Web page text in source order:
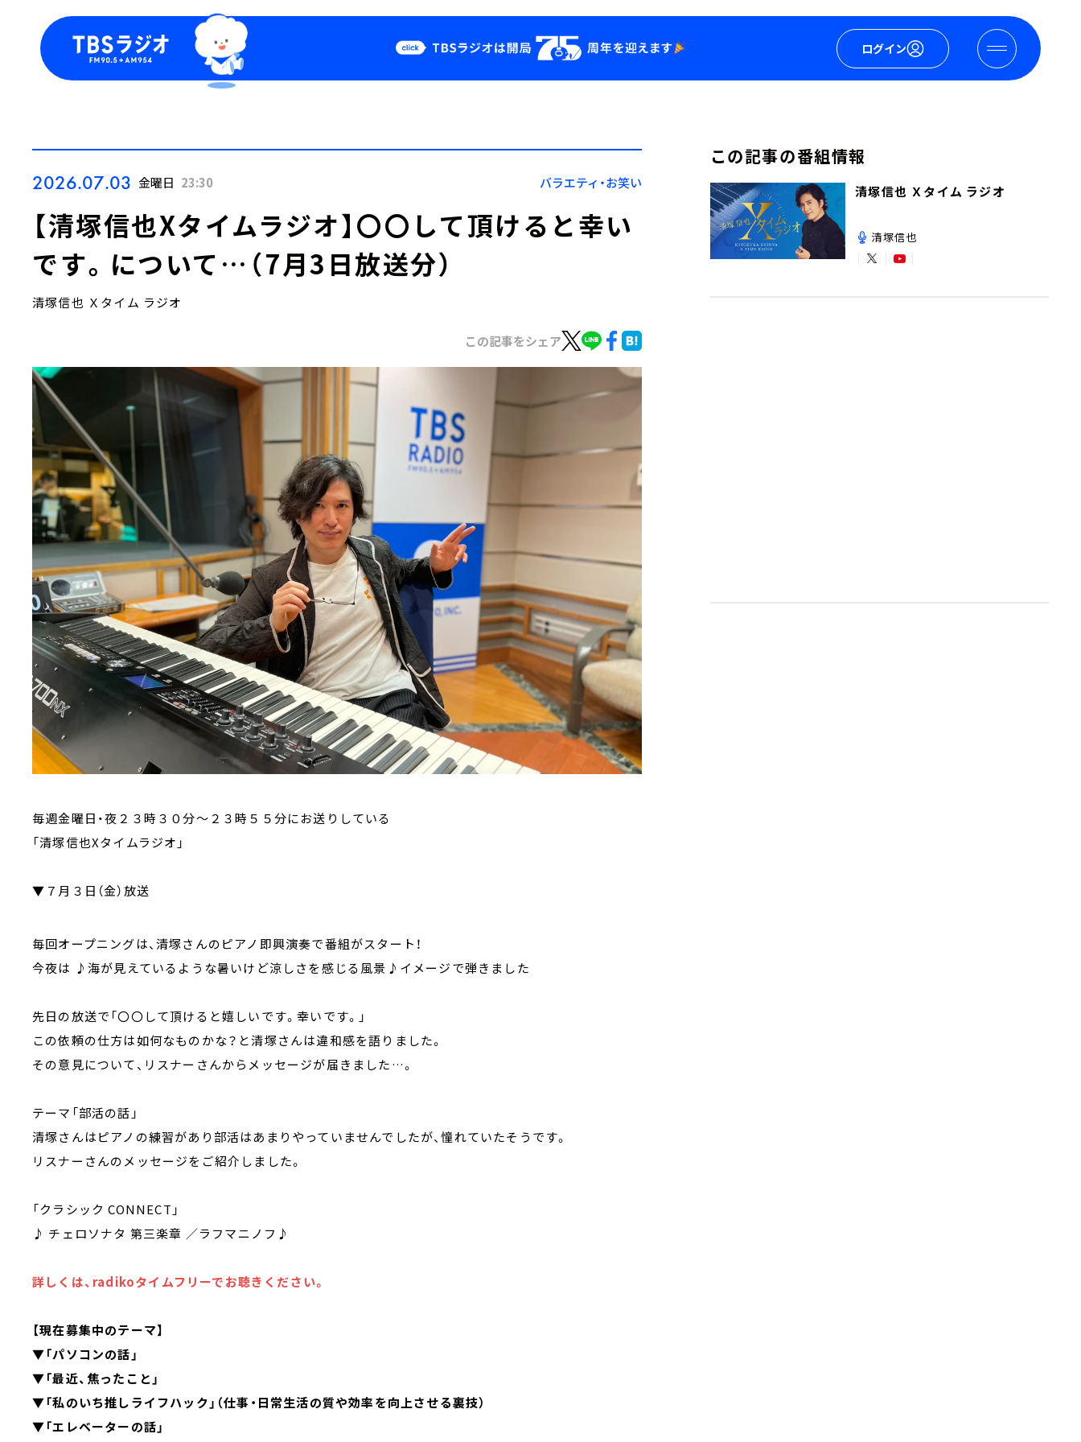
ログイン
Podcast
YouTube
会社情報
2026.07.03 金曜日 23:30 バラエティ・お笑い
【清塚信也Xタイムラジオ】〇〇して頂けると幸い
です。について…（7月3日放送分）
清塚信也 Ｘタイム ラジオ
この記事をシェア
毎週金曜日・夜２３時３０分～２３時５５分にお送りしている
「清塚信也Xタイムラジオ」
▼７月３日（金）放送
毎回オープニングは、清塚さんのピアノ即興演奏で番組がスタート！
今夜は ♪海が見えているような暑いけど涼しさを感じる風景♪イメージで弾きました
先日の放送で「〇〇して頂けると嬉しいです。幸いです。」
この依頼の仕方は如何なものかな？と清塚さんは違和感を語りました。
その意見について、リスナーさんからメッセージが届きました…。
テーマ「部活の話」
清塚さんはピアノの練習があり部活はあまりやっていませんでしたが、憧れていたそうです。
リスナーさんのメッセージをご紹介しました。
「クラシック CONNECT」
♪ チェロソナタ 第三楽章 ／ラフマニノフ♪
詳しくは、radikoタイムフリーでお聴きください。
【現在募集中のテーマ】
▼「パソコンの話」
▼「最近、焦ったこと」
▼「私のいち推しライフハック」（仕事・日常生活の質や効率を向上させる裏技）
▼「エレベーターの話」
この記事の番組情報
清塚信也 Ｘタイム ラジオ
清塚信也